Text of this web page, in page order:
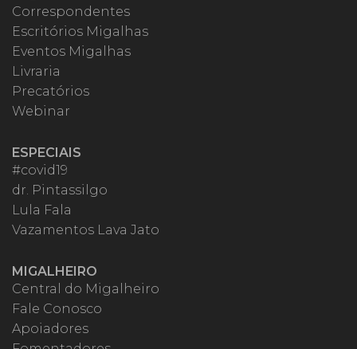
Correspondentes
Escritórios Migalhas
Eventos Migalhas
Livraria
Precatórios
Webinar
ESPECIAIS
#covid19
dr. Pintassilgo
Lula Fala
Vazamentos Lava Jato
MIGALHEIRO
Central do Migalheiro
Fale Conosco
Apoiadores